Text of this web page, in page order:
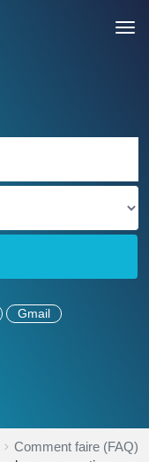
Gmail
Comment faire (FAQ)